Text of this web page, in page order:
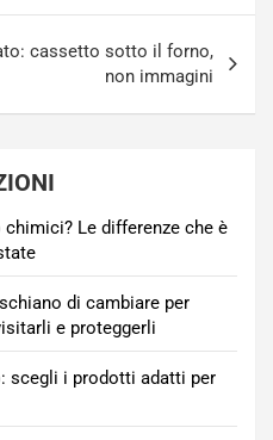
cassetto sotto il forno,
non immagini
Le differenze che è
di cambiare per
e proteggerli
scegli i prodotti adatti per